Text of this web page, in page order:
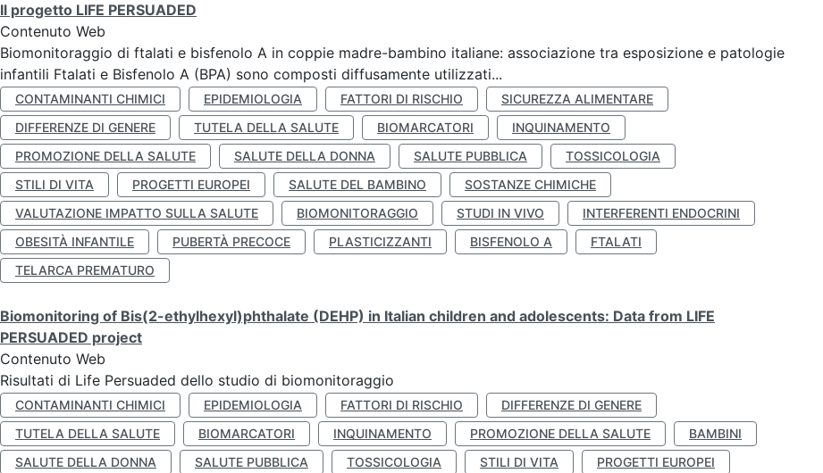
Il progetto LIFE PERSUADED
Contenuto Web
Biomonitoraggio di ftalati e bisfenolo A in coppie madre-bambino italiane: associazione tra esposizione e patologie
infantili Ftalati e Bisfenolo A (BPA) sono composti diffusamente utilizzati...
CONTAMINANTI CHIMICI EPIDEMIOLOGIA FATTORI DI RISCHIO
SICUREZZA ALIMENTARE
DIFFERENZE DI GENERE
TUTELA DELLA SALUTE BIOMARCATORI
INQUINAMENTO
PROMOZIONE DELLA SALUTE
SALUTE DELLA DONNA SALUTE PUBBLICA
TOSSICOLOGIA
STILI DI VITA
PROGETTI EUROPEI SALUTE DEL BAMBINO
SOSTANZE CHIMICHE
VALUTAZIONE IMPATTO SULLA SALUTE
BIOMONITORAGGIO STUDI IN VIVO
INTERFERENTI ENDOCRINI
OBESITÀ INFANTILE
PUBERTÀ PRECOCE PLASTICIZZANTI BISFENOLO A
FTALATI
TELARCA PREMATURO
Biomonitoring of Bis(2-ethylhexyl)phthalate (DEHP) in Italian children and adolescents: Data from LIFE
PERSUADED project
Contenuto Web
Risultati di Life Persuaded dello studio di biomonitoraggio
CONTAMINANTI CHIMICI EPIDEMIOLOGIA FATTORI DI RISCHIO
DIFFERENZE DI GENERE
TUTELA DELLA SALUTE
BIOMARCATORI INQUINAMENTO PROMOZIONE DELLA SALUTE
BAMBINI
SALUTE DELLA DONNA
SALUTE PUBBLICA TOSSICOLOGIA STILI DI VITA
PROGETTI EUROPEI